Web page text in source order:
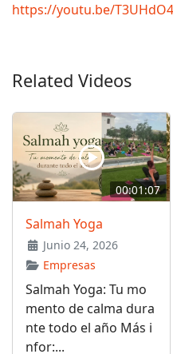
https://youtu.be/
Related Videos
00:01:07
Salmah Yoga
Junio 24, 2026
Empresas
Salmah Yoga: Tu mo
mento de calma dura
nte todo el año Más i
nfor:...